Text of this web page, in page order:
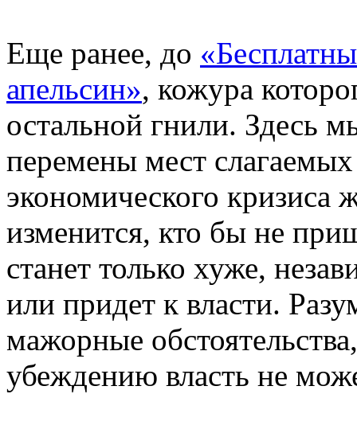
Еще ранее, до
апельсин», кожура
остальной гнили. Здесь
перемены мест
экономического кризиса
изменится, кто бы не
станет только хуже,
или придет к власти.
мажорные
убеждению власть не